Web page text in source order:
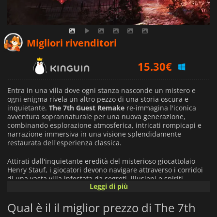
Migliori rivenditori
15.30€
13.99€
Entra in una villa dove ogni stanza nasconde un mistero e
ogni enigma rivela un altro pezzo di una storia oscura e
inquietante. The 7th Guest Remake re-immagina l'iconica
avventura soprannaturale per una nuova generazione,
combinando esplorazione atmosferica, intricati rompicapi e
narrazione immersiva in una visione splendidamente
restaurata dell'esperienza classica.
Attirati dall'inquietante eredità del misterioso giocattolaio
Henry Stauf, i giocatori devono navigare attraverso i corridoi
di una vasta villa infestata da segreti, illusioni e spiriti
persistenti. Man mano che la storia si svolge, il confine tra
continuano a echeggiare tra le mura della villa.
Leggi di più
Qual è il il miglior prezzo di The 7th